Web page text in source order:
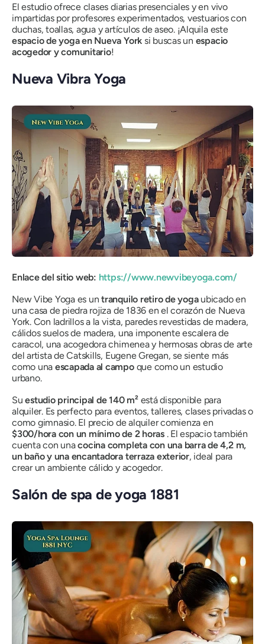
El estudio ofrece clases diarias presenciales y en vivo
impartidas por profesores experimentados, vestuarios con
duchas, toallas, agua y artículos de aseo. ¡Alquila este
espacio de yoga en Nueva York si buscas un espacio
acogedor y comunitario!
Nueva Vibra Yoga
Enlace del sitio web: https://www.newvibeyoga.com/
New Vibe Yoga es untranquilo retiro de yogaubicado en
una casa de piedra rojiza de 1836 en el corazón de Nueva
York. Con ladrillos a la vista, paredes revestidas de madera,
cálidos suelos de madera, una imponente escalera de
caracol, una acogedora chimenea y hermosas obras de arte
del artista de Catskills, Eugene Gregan, se siente más
como una escapada al campoque como un estudio
urbano.
Suestudio principal de 140 m²está disponible para
alquiler. Es perfecto para eventos, talleres, clases privadas o
como gimnasio. El precio de alquiler comienza en
$300/hora con un mínimo de 2 horas. El espacio también
cuenta con unacocina completa con una barra de 4,2 m,
un baño y una encantadora terraza exterior, ideal para
crear un ambiente cálido y acogedor.
Salón de spa de yoga 1881